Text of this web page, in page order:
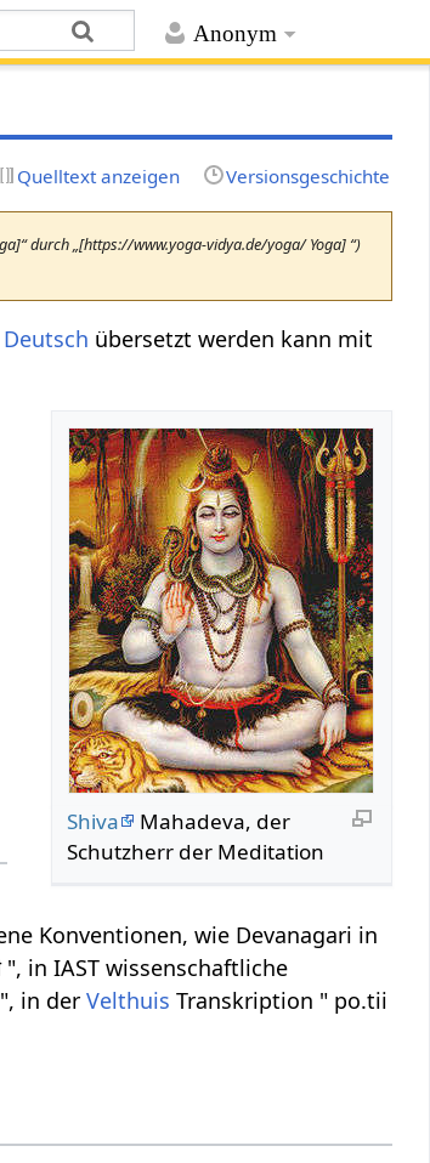
Anonym
Quelltext anzeigen Versionsgeschichte
durch „[https://www.yoga-vidya.de/yoga/ Yoga] “)
Deutsch übersetzt werden kann mit
Shiva
Mahadeva, der
Schutzherr der Meditation
Konventionen, wie Devanagari in
in IAST wissenschaftliche
in derVelthuis Transkription " po.tii